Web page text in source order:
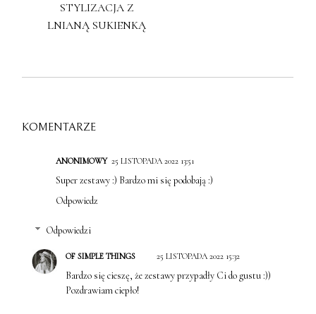
STYLIZACJA Z
LNIANĄ SUKIENKĄ
KOMENTARZE
ANONIMOWY 25 LISTOPADA 2022 13:51
Super zestawy :) Bardzo mi się podobają :)
Odpowiedz
Odpowiedzi
OF SIMPLE THINGS 25 LISTOPADA 2022 15:32
Bardzo się cieszę, że zestawy przypadły Ci do gustu :))
Pozdrawiam ciepło!